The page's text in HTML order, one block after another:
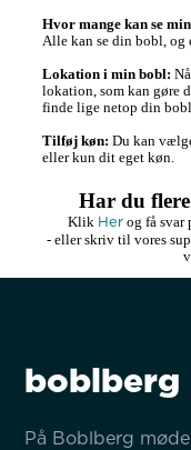
Hvor mange kan se
Alle kan se din bobl, og
Lokation i min bobl:
lokation, som kan gøre
finde lige netop din bobl.
Tilføj køn: Du kan
eller kun dit eget køn.
Har du
Klik Her og få svar
- eller skriv til vores
boblberg
På Boblberg